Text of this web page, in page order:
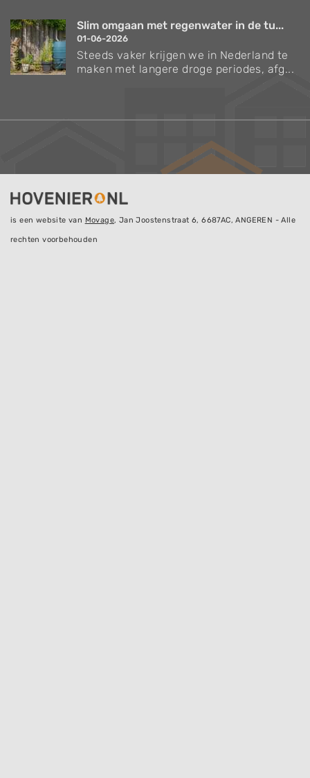
Slim omgaan met regenwater in de tu...
01-06-2026
Steeds vaker krijgen we in Nederland te
maken met langere droge periodes, afg...
is een website van Movage, Jan Joostenstraat 6, 6687AC, ANGEREN - Alle
rechten voorbehouden